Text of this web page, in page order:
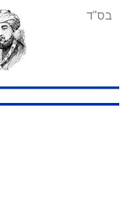
בס"ד
עזרה